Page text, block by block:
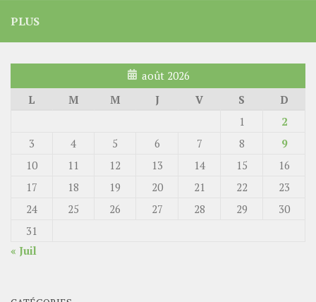
PLUS
août 2026
L
M M J V S
D
1
2
3
4 5 6 7 8
9
10
11 12 13 14 15
16
17
18 19 20 21 22
23
24
25 26 27 28 29
30
31
« Juil